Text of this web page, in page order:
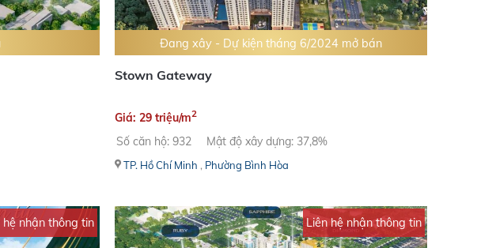
Đang xây - Dự kiện tháng 6/2024 mở bán
Stown Gateway
Giá: 29 triệu/m2
Số căn hộ: 932 Mật độ xây dựng: 37,8%
TP. Hồ Chí Minh , Phường Bình Hòa
hệ nhận thông tin Liên hệ nhận thông tin